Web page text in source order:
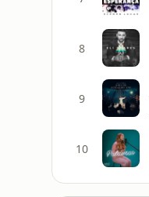
8
9
10